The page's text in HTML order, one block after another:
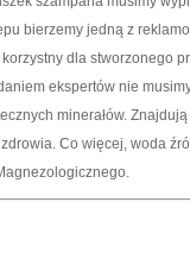
bierzemy jedną z
korzystny dla stworzonego
ekspertów nie
minerałów.
Co więcej, woda